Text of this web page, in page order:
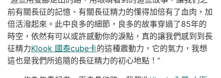
前有關長征的記憶、有關長征精力的懂得加倍有了血肉，加
倍活潑起來。此中良多的細節，良多的故事穿過了85年的
時空，依然有可以或許感動你的淚點，真的讓我們感到到長
征精力Klook 國泰cube卡的這種震動力，它的氣力，我想
這也是我們所追隨的長征精力的初心地點！”